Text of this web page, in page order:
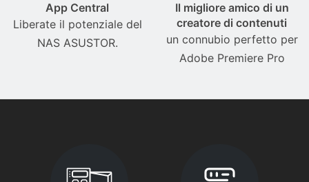
App Central
Liberate il potenziale del
NAS ASUSTOR.
Il migliore amico di un
creatore di contenuti
un connubio perfetto per
Adobe Premiere Pro